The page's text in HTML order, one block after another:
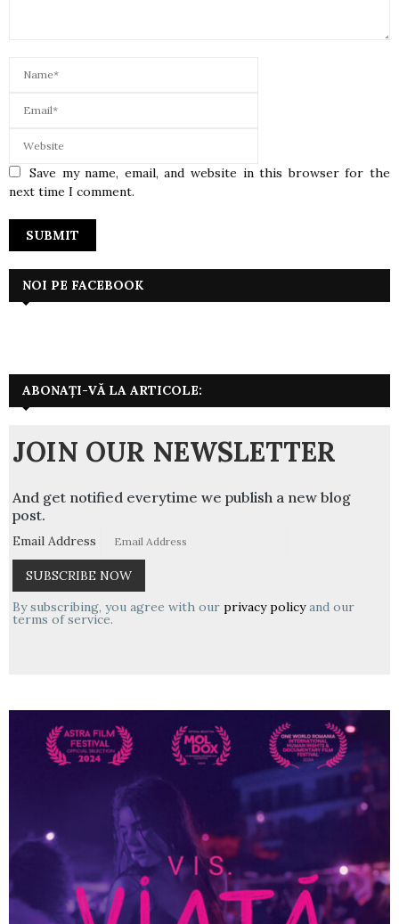
Save my name, email, and website in this browser for the
next time I comment.
NOI PE FACEBOOK
ABONAȚI-VĂ LA ARTICOLE:
JOIN OUR NEWSLETTER
And get notified everytime we publish a new blog
post.
Email Address
By subscribing, you agree with our privacy policyand our
terms of service.